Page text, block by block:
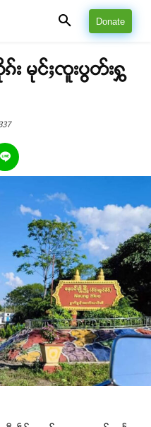
Donate
း မုင်ႈၸူးပွတ်းႁွ